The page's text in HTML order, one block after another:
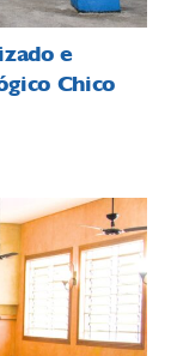
e
Chico